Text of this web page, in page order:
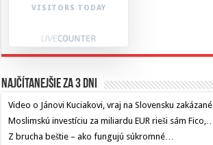
VISITORS TODAY
Najčítanejšie za 3 dni
Video o Jánovi Kuciakovi, vraj na Slovensku zakázané
Moslimskú investíciu za miliardu EUR rieši sám Fico,…
Z brucha beštie – ako fungujú súkromné…